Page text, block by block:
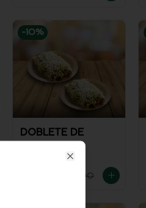
-10%
DOBLETE DE
$246.00